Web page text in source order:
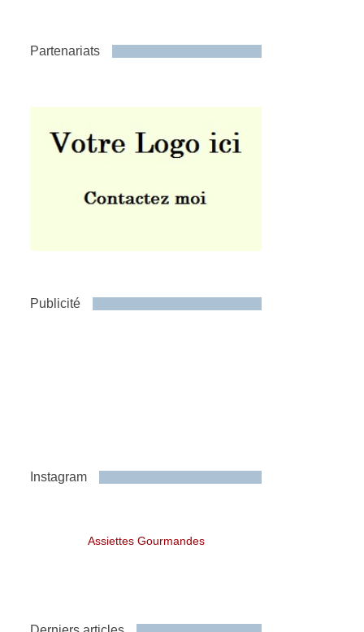
Partenariats
Publicité
Instagram
Assiettes Gourmandes